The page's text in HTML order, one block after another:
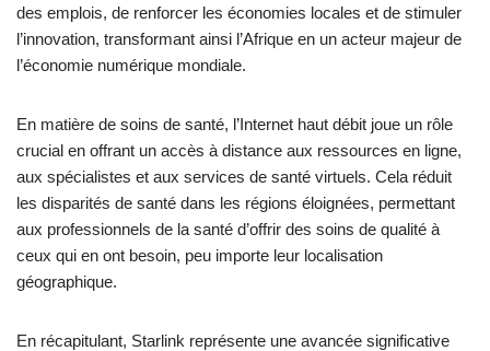
des emplois, de renforcer les économies locales et de stimuler
l’innovation, transformant ainsi l’Afrique en un acteur majeur de
l’économie numérique mondiale.
En matière de soins de santé, l’Internet haut débit joue un rôle
crucial en offrant un accès à distance aux ressources en ligne,
aux spécialistes et aux services de santé virtuels. Cela réduit
les disparités de santé dans les régions éloignées, permettant
aux professionnels de la santé d’offrir des soins de qualité à
ceux qui en ont besoin, peu importe leur localisation
géographique.
En récapitulant, Starlink représente une avancée significative